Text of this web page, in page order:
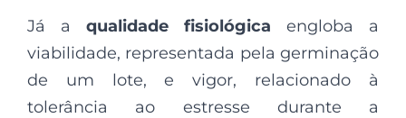
Já a qualidade fisiológica engloba a
viabilidade, representada pela germinação
de um lote, e vigor, relacionado à
tolerância ao estresse durante a